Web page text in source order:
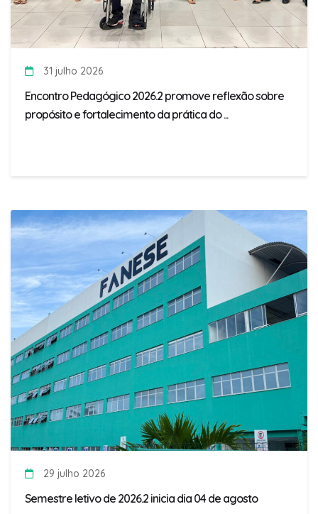
31 julho 2026
Encontro Pedagógico 2026.2 promove reflexão sobre
propósito e fortalecimento da prática do ...
29 julho 2026
Semestre letivo de 2026.2 inicia dia 04 de agosto